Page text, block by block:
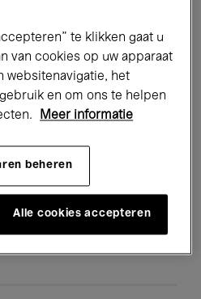
Lezingen & Debatten
Muziek Global Music
te klikken gaat u
van cookies op uw apparaat
websitenavigatie, het
en om ons te helpen
Meer informatie
beheren
Alle cookies accepteren